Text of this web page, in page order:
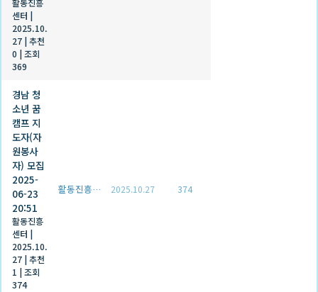
활동진흥
센터
2025.10.
27 추천
0
조회
369
경남 청
소년 꿈
캠프 지
도자(자
원봉사
자) 모집
2025-
06-23
20:51
활동진흥
센터
2025.10.
27 추천
1
조회
374
활동진흥센터 2025.10.27 374